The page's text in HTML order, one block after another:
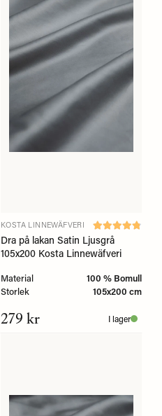
KOSTA LINNEWÄFVERI
Dra på lakan Satin Ljusgrå
105x200 Kosta Linnewäfveri
Material
100 % Bomull
Storlek
105x200 cm
279 kr I lager